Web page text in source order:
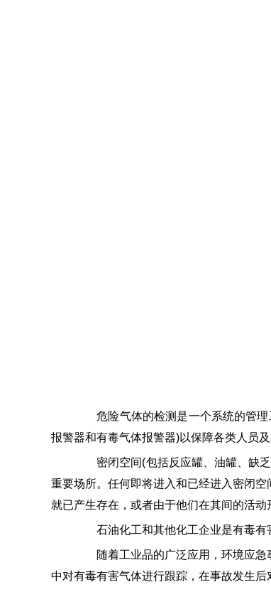
危险气体的检测是一个系统的管理
报警器和有毒气体报警器)以保障各类人员及
密闭空间(包括反应罐、油罐、缺乏
重要场所。任何即将进入和已经进入密闭
就已产生存在，或者由于他们在其间的活
石油化工和其他化工企业是有毒有害
随着工业品的广泛应用，环境应急
中对有毒有害气体进行跟踪，在事故发生